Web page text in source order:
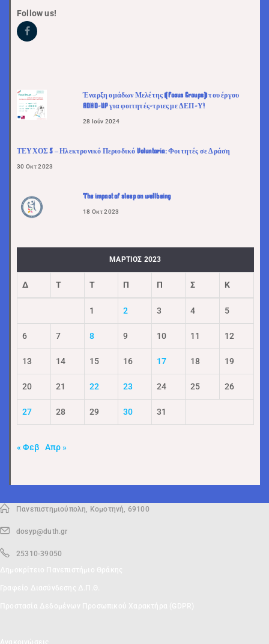
Follow us!
Έναρξη ομάδων Μελέτης (Focus Groups) του έργου
ADHD-UP για φοιτητές-τριες με ΔΕΠ-Υ!
28 Ιούν 2024
ΤΕΥΧΟΣ 5 – Ηλεκτρονικό Περιοδικό Voluntaria: Φοιτητές σε Δράση
30 Οκτ 2023
The impact of sleep on wellbeing
18 Οκτ 2023
ΜΆΡΤΙΟΣ 2023
Δ Τ Τ Π Π Σ Κ
1 2 3 4 5
6 7 8 9 10 11 12
13 14 15 16 17 18 19
20 21 22 23 24 25 26
27 28 29 30 31
« Φεβ Απρ »
Πανεπιστημιούπολη, Κομοτηνή, 69100
dosyp@duth.gr
25310-39050